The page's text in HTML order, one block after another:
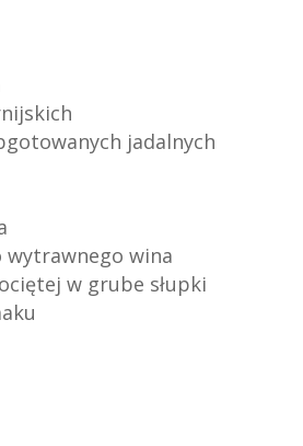
jadalnych
wytrawnego wina
w grube słupki